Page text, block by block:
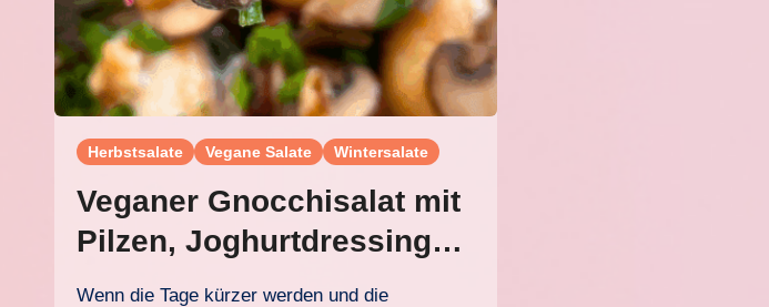
Herbstsalate Vegane Salate Wintersalate
Veganer Gnocchisalat mit
Pilzen, Joghurtdressing
und Walnuss-Topping
Wenn die Tage kürzer werden und die